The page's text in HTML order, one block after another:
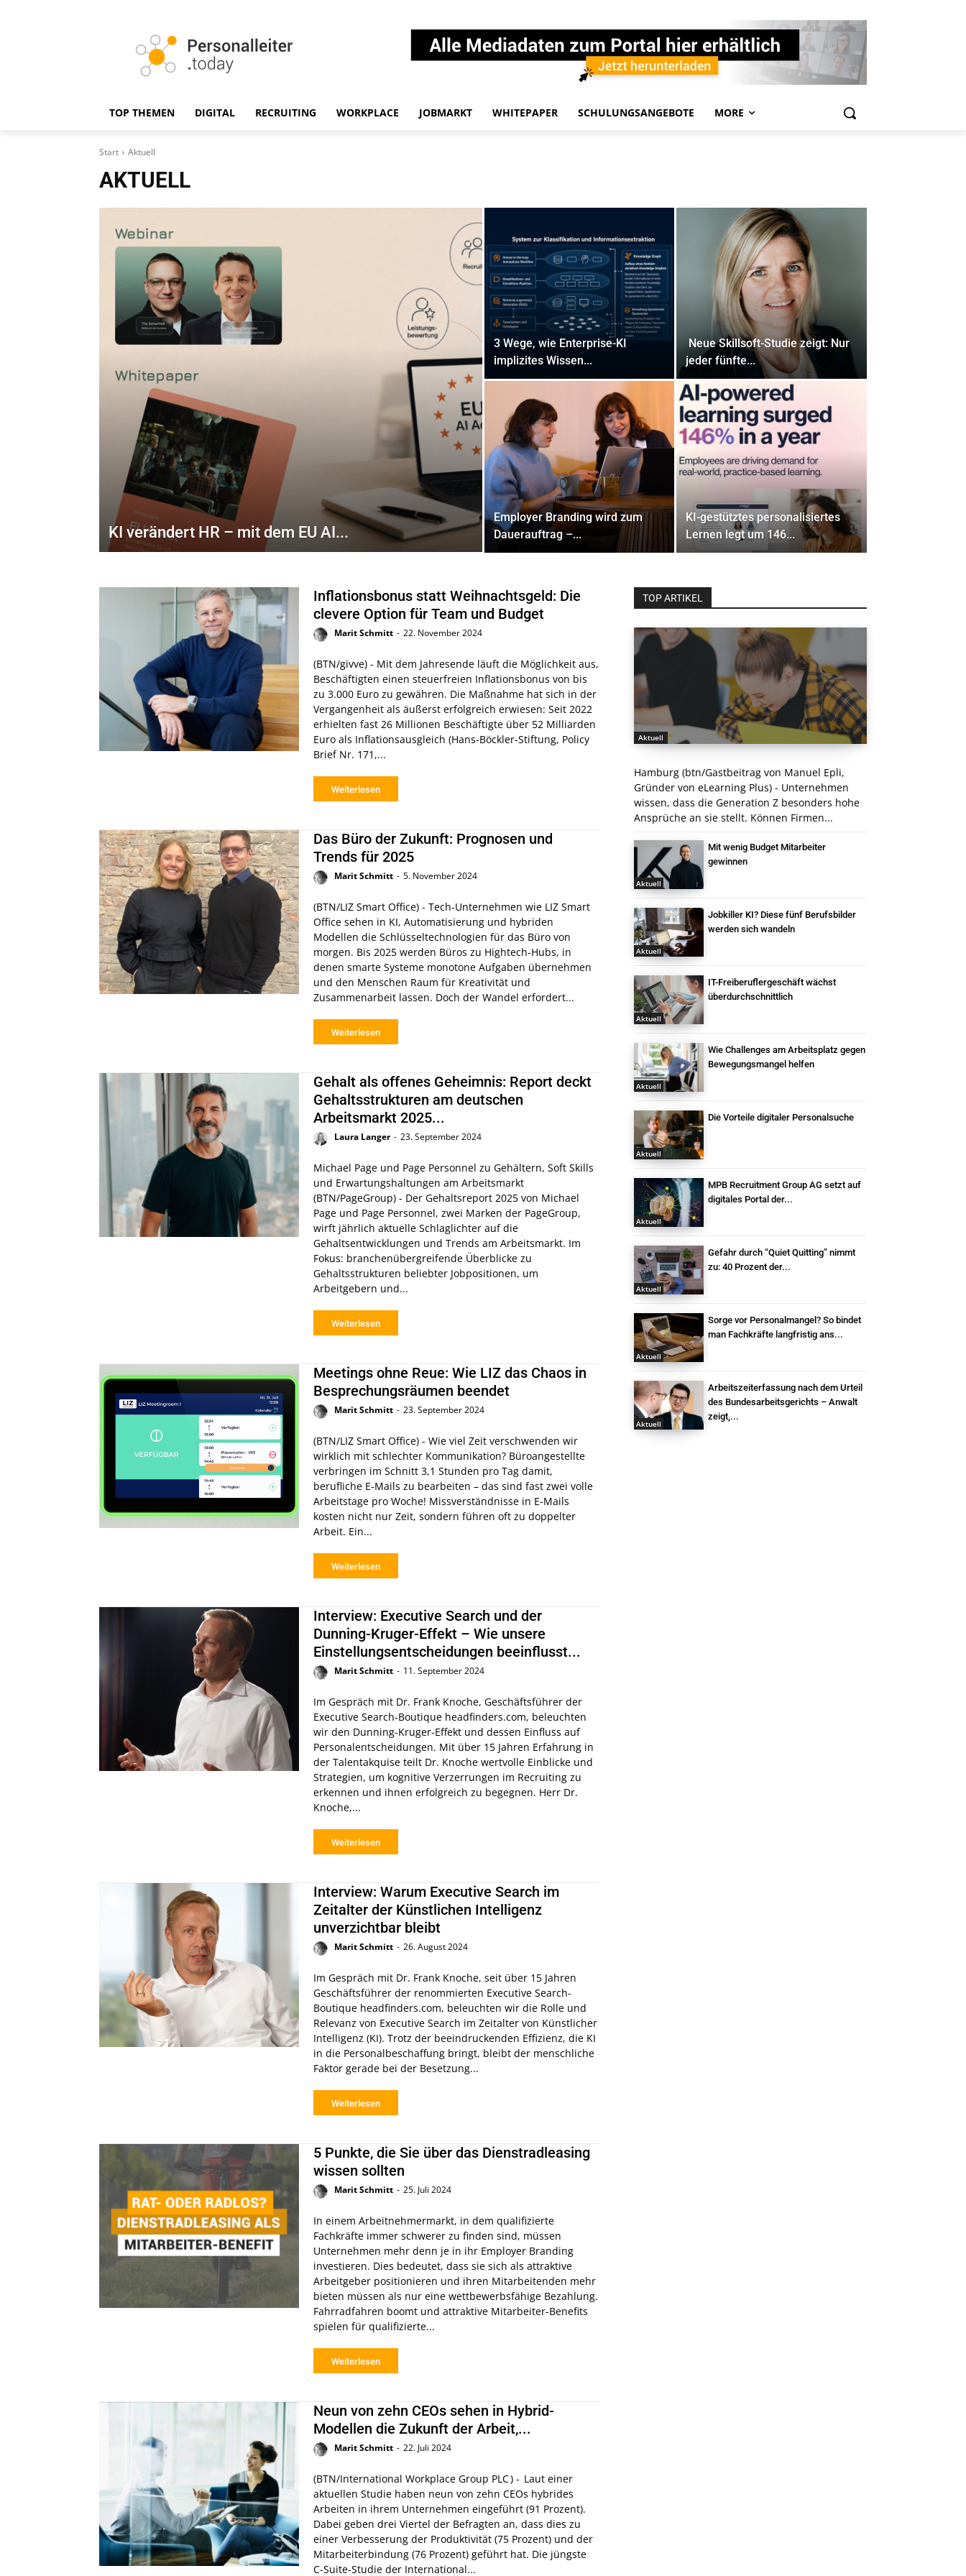
TOP THEMEN DIGITAL RECRUITING WORKPLACE JOBMARKT WHITEPAPER SCHULUNGSANGEBOTE MORE
Start Aktuell
AKTUELL
KI verändert HR – mit dem EU AI...
3 Wege, wie Enterprise-KI
implizites Wissen...
Neue Skillsoft-Studie zeigt: Nur
jeder fünfte...
Employer Branding wird zum
Dauerauftrag –...
KI-gestütztes personalisiertes
Lernen legt um 146...
Inflationsbonus statt Weihnachtsgeld: Die
clevere Option für Team und Budget
Marit Schmitt - 22. November 2024
(BTN/givve) - Mit dem Jahresende läuft die Möglichkeit aus,
Beschäftigten einen steuerfreien Inflationsbonus von bis
zu 3.000 Euro zu gewähren. Die Maßnahme hat sich in der
Vergangenheit als äußerst erfolgreich erwiesen: Seit 2022
erhielten fast 26 Millionen Beschäftigte über 52 Milliarden
Euro als Inflationsausgleich (Hans-Böckler-Stiftung, Policy
Brief Nr. 171,...
Weiterlesen
Das Büro der Zukunft: Prognosen und
Trends für 2025
Marit Schmitt - 5. November 2024
(BTN/LIZ Smart Office) - Tech-Unternehmen wie LIZ Smart
Office sehen in KI, Automatisierung und hybriden
Modellen die Schlüsseltechnologien für das Büro von
morgen. Bis 2025 werden Büros zu Hightech-Hubs, in
denen smarte Systeme monotone Aufgaben übernehmen
und den Menschen Raum für Kreativität und
Zusammenarbeit lassen. Doch der Wandel erfordert...
Weiterlesen
Gehalt als offenes Geheimnis: Report deckt
Gehaltsstrukturen am deutschen
Arbeitsmarkt 2025...
Laura Langer - 23. September 2024
Michael Page und Page Personnel zu Gehältern, Soft Skills
und Erwartungshaltungen am Arbeitsmarkt
(BTN/PageGroup) - Der Gehaltsreport 2025 von Michael
Page und Page Personnel, zwei Marken der PageGroup,
wirft jährlich aktuelle Schlaglichter auf die
Gehaltsentwicklungen und Trends am Arbeitsmarkt. Im
Fokus: branchenübergreifende Überblicke zu
Gehaltsstrukturen beliebter Jobpositionen, um
Arbeitgebern und...
Weiterlesen
Meetings ohne Reue: Wie LIZ das Chaos in
Besprechungsräumen beendet
Marit Schmitt - 23. September 2024
(BTN/LIZ Smart Office) - Wie viel Zeit verschwenden wir
wirklich mit schlechter Kommunikation? Büroangestellte
verbringen im Schnitt 3,1 Stunden pro Tag damit,
berufliche E-Mails zu bearbeiten – das sind fast zwei volle
Arbeitstage pro Woche! Missverständnisse in E-Mails
kosten nicht nur Zeit, sondern führen oft zu doppelter
Arbeit. Ein...
Weiterlesen
Interview: Executive Search und der
Dunning-Kruger-Effekt – Wie unsere
Einstellungsentscheidungen beeinflusst...
Marit Schmitt - 11. September 2024
Im Gespräch mit Dr. Frank Knoche, Geschäftsführer der
Executive Search-Boutique headfinders.com, beleuchten
wir den Dunning-Kruger-Effekt und dessen Einfluss auf
Personalentscheidungen. Mit über 15 Jahren Erfahrung in
der Talentakquise teilt Dr. Knoche wertvolle Einblicke und
Strategien, um kognitive Verzerrungen im Recruiting zu
erkennen und ihnen erfolgreich zu begegnen. Herr Dr.
Knoche,...
Weiterlesen
Interview: Warum Executive Search im
Zeitalter der Künstlichen Intelligenz
unverzichtbar bleibt
Marit Schmitt - 26. August 2024
Im Gespräch mit Dr. Frank Knoche, seit über 15 Jahren
Geschäftsführer der renommierten Executive Search-
Boutique headfinders.com, beleuchten wir die Rolle und
Relevanz von Executive Search im Zeitalter von Künstlicher
Intelligenz (KI). Trotz der beeindruckenden Effizienz, die KI
in die Personalbeschaffung bringt, bleibt der menschliche
Faktor gerade bei der Besetzung...
Weiterlesen
5 Punkte, die Sie über das Dienstradleasing
wissen sollten
Marit Schmitt - 25. Juli 2024
In einem Arbeitnehmermarkt, in dem qualifizierte
Fachkräfte immer schwerer zu finden sind, müssen
Unternehmen mehr denn je in ihr Employer Branding
investieren. Dies bedeutet, dass sie sich als attraktive
Arbeitgeber positionieren und ihren Mitarbeitenden mehr
bieten müssen als nur eine wettbewerbsfähige Bezahlung.
Fahrradfahren boomt und attraktive Mitarbeiter-Benefits
spielen für qualifizierte...
Weiterlesen
Neun von zehn CEOs sehen in Hybrid-
Modellen die Zukunft der Arbeit,...
Marit Schmitt - 22. Juli 2024
(BTN/International Workplace Group PLC ) - Laut einer
aktuellen Studie haben neun von zehn CEOs hybrides
Arbeiten in ihrem Unternehmen eingeführt (91 Prozent).
Dabei geben drei Viertel der Befragten an, dass dies zu
einer Verbesserung der Produktivität (75 Prozent) und der
Mitarbeiterbindung (76 Prozent) geführt hat. Die jüngste
C-Suite-Studie der International...
TOP ARTIKEL
Aktuell
Hamburg (btn/Gastbeitrag von Manuel Epli,
Gründer von eLearning Plus) - Unternehmen
wissen, dass die Generation Z besonders hohe
Ansprüche an sie stellt. Können Firmen...
Aktuell
Mit wenig Budget Mitarbeiter
gewinnen
Aktuell
Jobkiller KI? Diese fünf Berufsbilder
werden sich wandeln
Aktuell
IT-Freiberuflergeschäft wächst
überdurchschnittlich
Aktuell
Wie Challenges am Arbeitsplatz gegen
Bewegungsmangel helfen
Aktuell
Die Vorteile digitaler Personalsuche
Aktuell
MPB Recruitment Group AG setzt auf
digitales Portal der...
Aktuell
Gefahr durch “Quiet Quitting” nimmt
zu: 40 Prozent der...
Aktuell
Sorge vor Personalmangel? So bindet
man Fachkräfte langfristig ans...
Aktuell
Arbeitszeiterfassung nach dem Urteil
des Bundesarbeitsgerichts – Anwalt
zeigt,...